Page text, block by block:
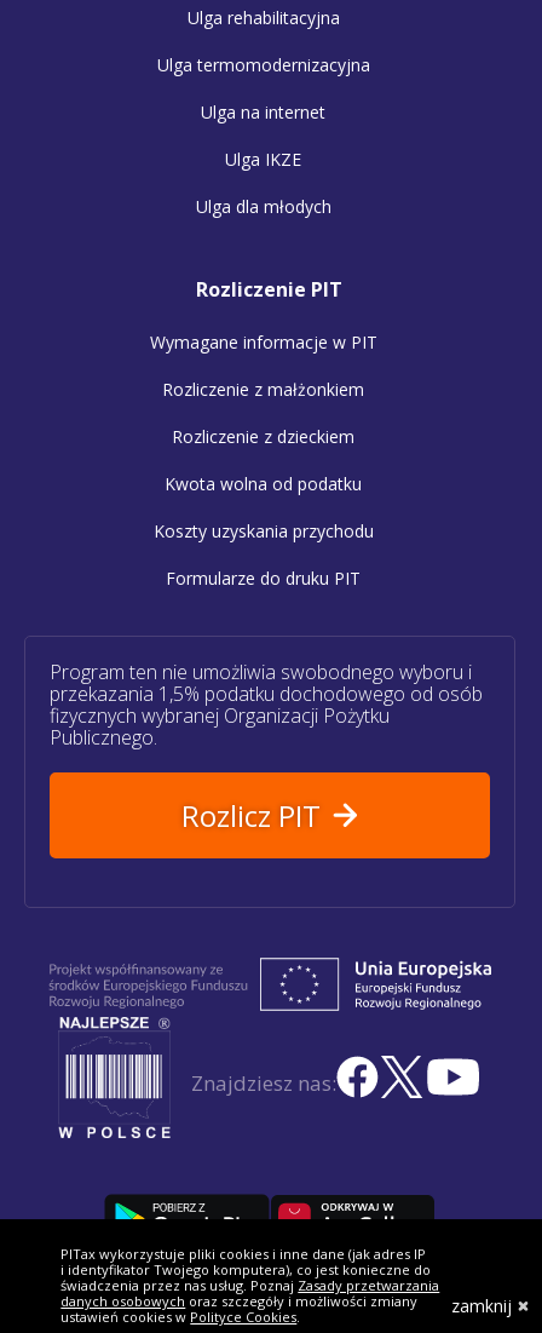
Ulga rehabilitacyjna
Ulga termomodernizacyjna
Ulga na internet
Ulga IKZE
Ulga dla młodych
Rozliczenie PIT
Wymagane informacje w PIT
Rozliczenie z małżonkiem
Rozliczenie z dzieckiem
Kwota wolna od podatku
Koszty uzyskania przychodu
Formularze do druku PIT
Program ten nie umożliwia swobodnego wyboru i
przekazania 1,5% podatku dochodowego od osób
fizycznych wybranej Organizacji Pożytku
Publicznego.
Rozlicz PIT
Znajdziesz nas:
Dotacje na innowacje – Inwestujemy w Waszą przyszłość.
PITax wykorzystuje pliki cookies i inne dane (jak adres IP
i identyfikator Twojego komputera), co jest konieczne do
świadczenia przez nas usług. Poznaj Zasady przetwarzania
danych osobowych oraz szczegóły i możliwości zmiany
ustawień cookies w Polityce Cookies. zamknij